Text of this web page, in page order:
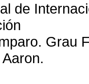
de
Grau